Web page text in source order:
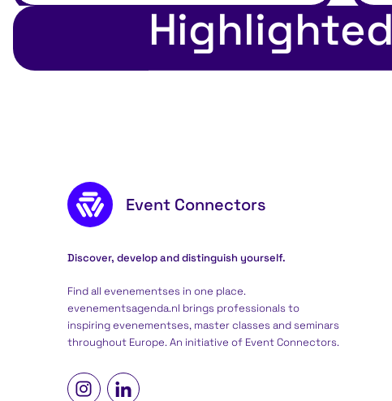
Highlighted
Footer content
Event Connectors
Discover, develop and distinguish yourself.
Find all evenementses in one place.
evenementsagenda.nl brings professionals to
inspiring evenementses, master classes and seminars
throughout Europe. An initiative of Event Connectors.